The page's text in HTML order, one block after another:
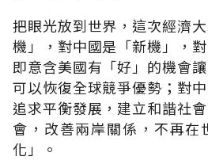
把眼光放到世界，這次經濟
機」，對中國是「新機」，
即意含美國有「好」的機會
可以恢復全球競爭優勢；對
追求平衡發展，建立和諧社
會，改善兩岸關係，不再在
化」。